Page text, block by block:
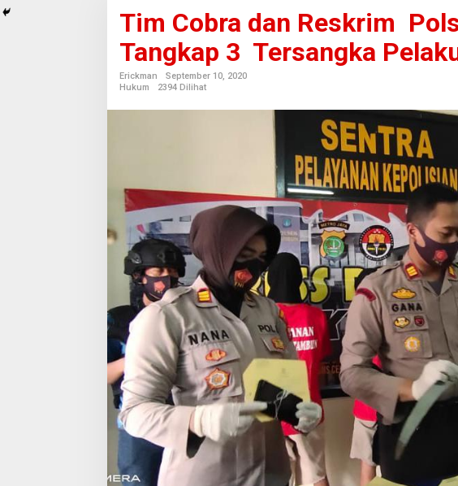
Tim Cobra dan Reskrim
Tangkap 3 Tersangka
Erickman
September 10, 2020
Hukum
2394 Dilihat